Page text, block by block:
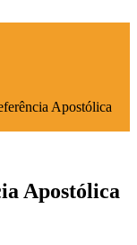
Apostólica
Apostólica